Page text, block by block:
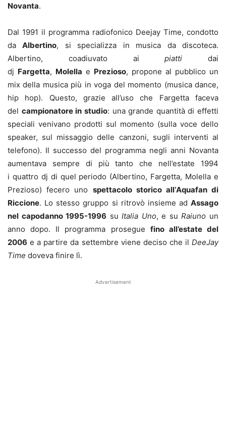
Novanta.
Dal 1991 il programma radiofonico Deejay Time, condotto
daAlbertino, si specializza in musica da discoteca.
Albertino, coadiuvato aipiatti dai
dj Fargetta, Molella e Prezioso, propone al pubblico un
mix della musica più in voga del momento (musica dance,
hip hop). Questo, grazie all’uso che Fargetta faceva
del campionatore in studio: una grande quantità di effetti
speciali venivano prodotti sul momento (sulla voce dello
speaker, sul missaggio delle canzoni, sugli interventi al
telefono). Il successo del programma negli anni Novanta
aumentava sempre di più tanto che nell’estate 1994
i quattro dj di quel periodo (Albertino, Fargetta, Molella e
Prezioso) fecero uno spettacolo storico all‘Aquafan di
Riccione. Lo stesso gruppo si ritrovò insieme ad Assago
nel capodanno 1995-1996 suItalia Uno, e suRaiuno un
anno dopo. Il programma prosegue fino all’estate del
2006 e a partire da settembre viene deciso che il DeeJay
Time doveva finire lì.
Advertisement